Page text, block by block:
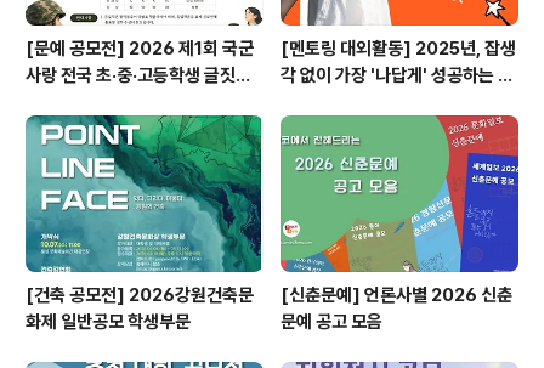
[문예 공모전] 2026 제1회 국군
사랑 전국 초·중·고등학생 글짓기
[멘토링 대외활동] 2025년, 잡생
각 없이 가장 '나답게' 성공하는 법
[건축 공모전] 2026강원건축문
화제 일반공모 학생부문
[신춘문예] 언론사별 2026 신춘
문예 공고 모음